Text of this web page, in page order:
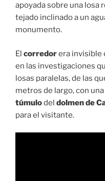
apoyada sobre una losa
tejado inclinado a un
monumento.
El corredorera invisible
en las investigaciones
losas paralelas, de las
metros de largo, con
túmulodel dolmen de
para el visitante.